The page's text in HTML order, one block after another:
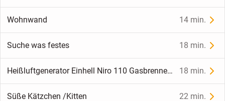
Wohnwand 14 min.
Suche was festes 18 min.
Heißluftgenerator Einhell Niro 110 Gasbrenner TOP Zustand, wie neu, in OVP 18 min.
Süße Kätzchen /Kitten 22 min.